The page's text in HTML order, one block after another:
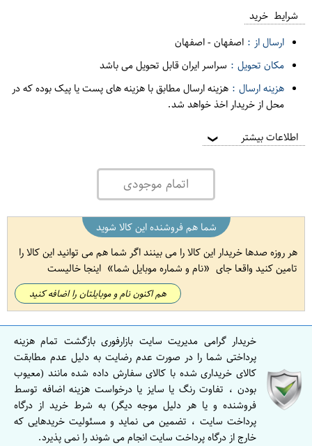
شرایط خرید
ارسال از : اصفهان-اصفهان
مکان تحویل : سراسر ایران قابل تحویل می باشد
هزینه ارسال : هزینه ارسال مطابق با هزینه های پست یا پیک بوده که در
محل از خریدار اخذ خواهد شد.
اطلاعات بیشتر ❯
اتمام موجودی
شما هم فروشنده این کالا شوید
هر روزه صدها خریدار این کالا را می بینند اگر شما هم می توانید این کالا را
تامین کنید واقعا جای
نام و شماره موبایل شما اینجا خالیست
هم اکنون نام و موبایلتان را اضافه کنید
خریدار گرامی مدیریت سایت بازارفوری بازگشت تمام هزینه
پرداختی شما را در صورت عدم رضایت به دلیل عدم مطابقت
کالای خریداری شده با کالای سفارش داده شده مانند (معیوب
بودن ، تفاوت رنگ یا سایز یا درخواست هزینه اضافه توسط
فروشنده و یا هر دلیل موجه دیگر) به شرط خرید از درگاه
پرداخت سایت ، تضمین می نماید و مسئولیت خریدهایی که
خارج از درگاه پرداخت سایت انجام می شوند را نمی پذیرد.